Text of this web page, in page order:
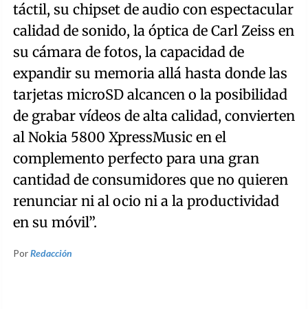
táctil, su chipset de audio con espectacular
calidad de sonido, la óptica de Carl Zeiss en
su cámara de fotos, la capacidad de
expandir su memoria allá hasta donde las
tarjetas microSD alcancen o la posibilidad
de grabar vídeos de alta calidad, convierten
al Nokia 5800 XpressMusic en el
complemento perfecto para una gran
cantidad de consumidores que no quieren
renunciar ni al ocio ni a la productividad
en su móvil”.
PorRedacción